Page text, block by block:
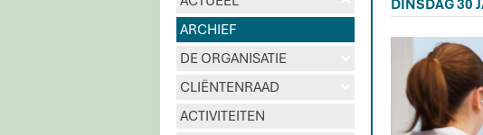
ARCHIEF
DE ORGANISATIE
CLIËNTENRAAD
ACTIVITEITEN
DINSDAG 30